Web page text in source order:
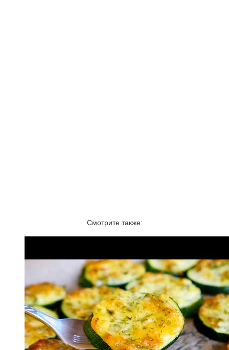
Смотрите также: